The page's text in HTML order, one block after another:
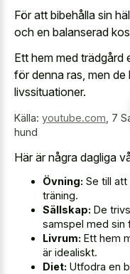
För att bibehålla sin
och en balanserad
Ett hem med trädgård
för denna ras, men de
livssituationer.
Källa: youtube.com, 7
hund
Här är några dagliga
Övning: Se till
träning.
Sällskap: De
samspel med sin
Livrum: Ett hem
är idealiskt.
Diet: Utfodra en